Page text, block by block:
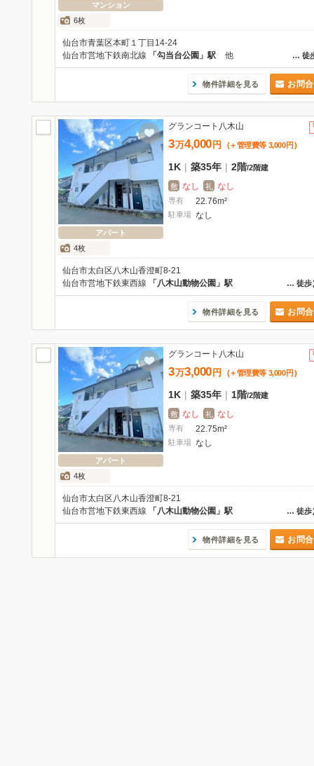
マンション
6枚
仙台市青葉区本町１丁目14-24
… 徒
仙台市営地下鉄南北線 「勾当台公園」駅 他
物件詳細を見る お問
アパート
4枚
グランコート八木山
3万4,000 円 (＋管理費等 3,000 円 )
1K | 築35年 | 2階/2階建
敷 なし 礼 なし
専有 22.76m²
駐車場 なし
仙台市太白区八木山香澄町8-21
… 徒歩
仙台市営地下鉄東西線 「八木山動物公園」駅
物件詳細を見る お問
アパート
4枚
グランコート八木山
3万3,000 円 (＋管理費等 3,000 円 )
1K | 築35年 | 1階/2階建
敷 なし 礼 なし
専有 22.75m²
駐車場 なし
仙台市太白区八木山香澄町8-21
… 徒歩
仙台市営地下鉄東西線 「八木山動物公園」駅
物件詳細を見る お問